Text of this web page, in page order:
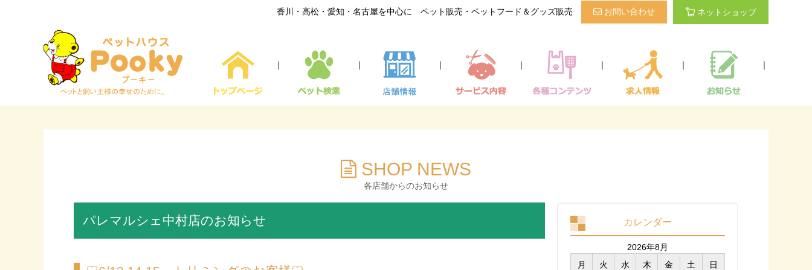
香川・高松・愛知・名古屋を中心に ペット販売・ペットフード＆グッズ販売 お問い合わせ ネットショップ
｜ ｜ ｜ ｜ ｜ ｜ ｜
SHOP NEWS
各店舗からのお知らせ
パレマルシェ中村店のお知らせ カレンダー
2026年8月
月
火 水 木 金 土 日